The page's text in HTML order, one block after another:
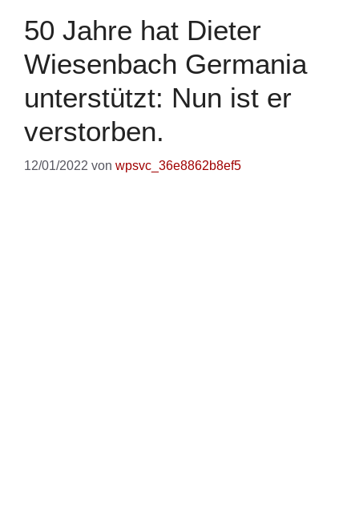
50 Jahre hat Dieter
Wiesenbach Germania
unterstützt: Nun ist er
verstorben.
12/01/2022 von wpsvc_36e8862b8ef5